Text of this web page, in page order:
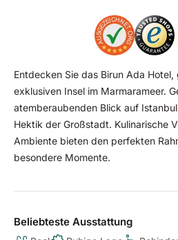
Entdecken Sie das Birun Ada
exklusiven Insel im Marmarameer.
atemberaubenden Blick auf
Hektik der Großstadt. Kulinarische
Ambiente bieten den perfekten
besondere Momente.
Beliebteste Ausstattung